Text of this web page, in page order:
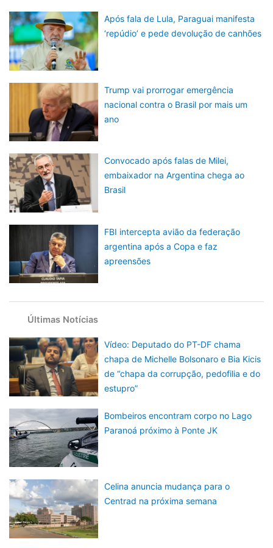
Após fala de Lula, Paraguai manifesta
‘repúdio’ e pede devolução de canhões
Trump vai prorrogar emergência
nacional contra o Brasil por mais um
ano
Convocado após falas de Milei,
embaixador na Argentina chega ao
Brasil
FBI intercepta avião da federação
argentina após a Copa e faz
apreensões
Últimas Notícias
Vídeo: Deputado do PT-DF chama
chapa de Michelle Bolsonaro e Bia Kicis
de “chapa da corrupção, pedofilia e do
estupro”
Bombeiros encontram corpo no Lago
Paranoá próximo à Ponte JK
Celina anuncia mudança para o
Centrad na próxima semana